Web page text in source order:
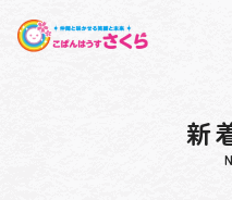
新